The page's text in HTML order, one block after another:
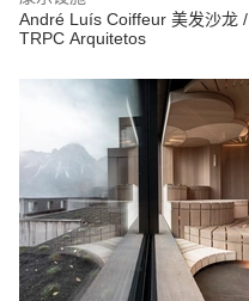
André Luís Coiffeur 美发沙龙 /
TRPC Arquitetos